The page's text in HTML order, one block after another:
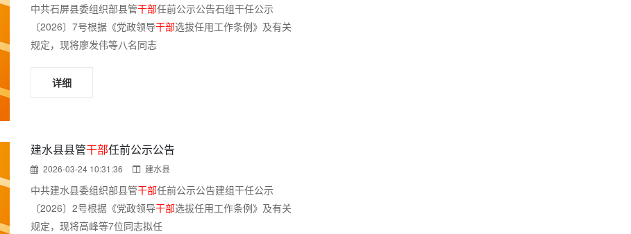
中共石屏县委组织部县管干部任前公示公告石组干任公示
〔2026〕7号根据《党政领导干部选拔任用工作条例》及有关
规定，现将廖发伟等八名同志
详细
建水县县管干部任前公示公告
2026-03-24 10:31:36 建水县
中共建水县委组织部县管干部任前公示公告建组干任公示
〔2026〕2号根据《党政领导干部选拔任用工作条例》及有关
规定，现将高峰等7位同志拟任